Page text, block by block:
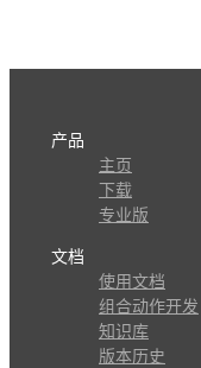
产品
主页
下载
专业版
文档
使用文档
组合动作开发
知识库
版本历史